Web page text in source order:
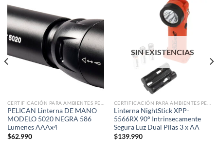
PELICAN Linterna DE MANO
MODELO 5020 NEGRA 586
Lumenes AAAx4
$62.990
SIN EXISTENCIAS
Linterna NightStick XPP-
5566RX 90° Intrinsecamente
Segura Luz Dual Pilas 3 x AA
$139.990